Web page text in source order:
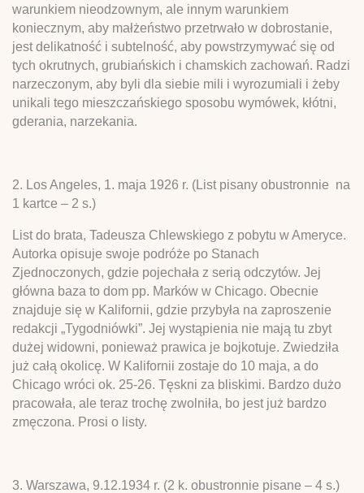
warunkiem nieodzownym, ale innym warunkiem
koniecznym, aby małżeństwo przetrwało w dobrostanie,
jest delikatność i subtelność, aby powstrzymywać się od
tych okrutnych, grubiańskich i chamskich zachowań. Radzi
narzeczonym, aby byli dla siebie mili i wyrozumiali i żeby
unikali tego mieszczańskiego sposobu wymówek, kłótni,
gderania, narzekania.
2. Los Angeles, 1. maja 1926 r. (List pisany obustronnie na
1 kartce – 2 s.)
List do brata, Tadeusza Chlewskiego z pobytu w Ameryce.
Autorka opisuje swoje podróże po Stanach
Zjednoczonych, gdzie pojechała z serią odczytów. Jej
główna baza to dom pp. Marków w Chicago. Obecnie
znajduje się w Kalifornii, gdzie przybyła na zaproszenie
redakcji „Tygodniówki”. Jej wystąpienia nie mają tu zbyt
dużej widowni, ponieważ prawica je bojkotuje. Zwiedziła
już całą okolicę. W Kalifornii zostaje do 10 maja, a do
Chicago wróci ok. 25-26. Tęskni za bliskimi. Bardzo dużo
pracowała, ale teraz trochę zwolniła, bo jest już bardzo
zmęczona. Prosi o listy.
3. Warszawa, 9.12.1934 r. (2 k. obustronnie pisane – 4 s.)